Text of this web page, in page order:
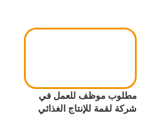
مطلوب موظف للعمل في
شركة لقمة للإنتاج الغذائي